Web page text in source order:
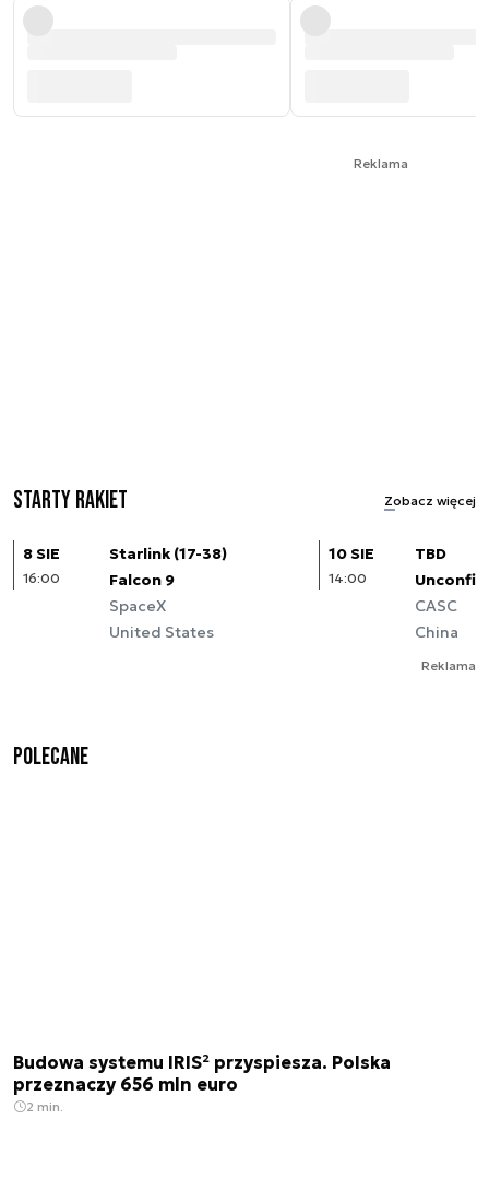
Reklama
Starty rakiet Zobacz więcej
8 SIE
16:00
Starlink (17-38)
Falcon 9
SpaceX
United States
10 SIE
14:00
TBD
CASC
China
Reklama
Polecane
Budowa systemu IRIS² przyspiesza. Polska
przeznaczy 656 mln euro
2 min.